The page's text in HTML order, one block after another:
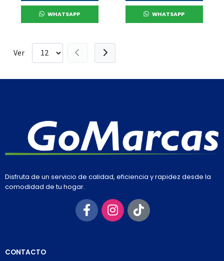
WHATSAPP WHATSAPP
Ver
Disfruta de un servicio de calidad, eficiencia y rapidez desde la
comodidad de tu hogar.
CONTACTO